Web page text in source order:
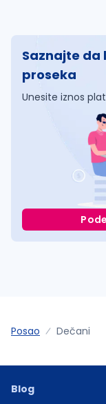
Saznajte da
proseka
Unesite iznos
Posao Dečani
Blog